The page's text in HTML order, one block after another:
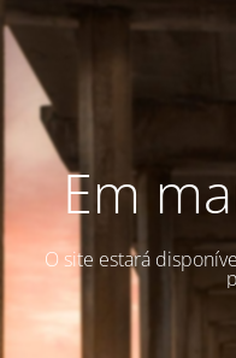
Em
O site estará